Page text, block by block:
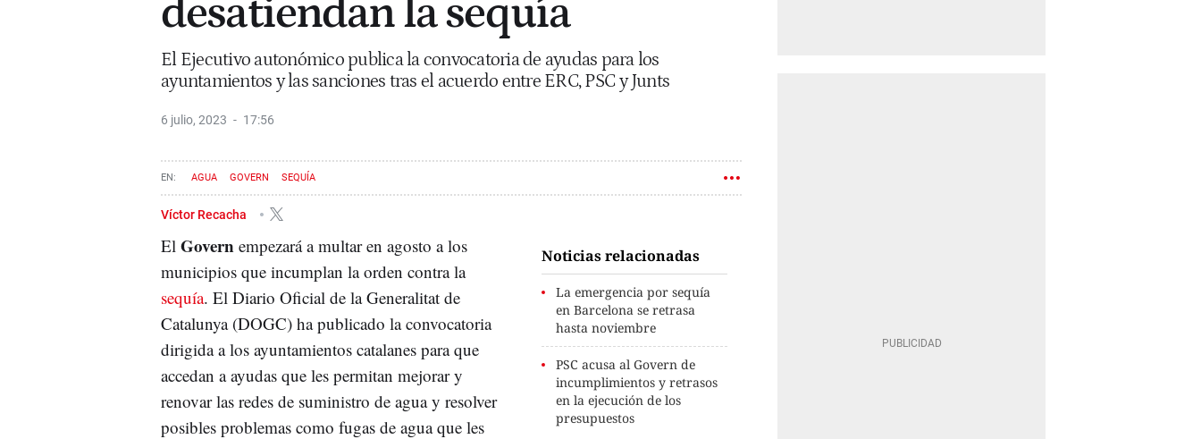
desatiendan la sequía
El Ejecutivo autonómico publica la convocatoria de ayudas para los
ayuntamientos y las sanciones tras el acuerdo entre ERC, PSC y Junts
6 julio, 2023 17:56
AGUA GOVERN SEQUÍA
Víctor Recacha
Noticias relacionadas
La emergencia por sequía
en Barcelona se retrasa
hasta noviembre
PSC acusa al Govern de
incumplimientos y retrasos
en la ejecución de los
presupuestos
El Govern empezará a multar en agosto a los
municipios que incumplan la orden contra la
sequía. El Diario Oficial de la Generalitat de
Catalunya (DOGC) ha publicado la convocatoria
dirigida a los ayuntamientos catalanes para que
accedan a ayudas que les permitan mejorar y
renovar las redes de suministro de agua y resolver
posibles problemas como fugas de agua que les